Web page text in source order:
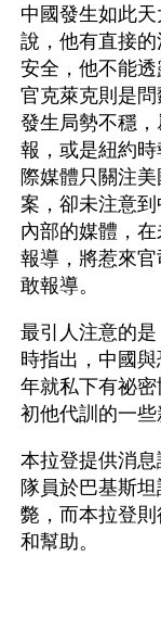
中國發生如此
說，他有直接
安全，他不能
官克萊克則是
發生局勢不穩
報，或是紐約
際媒體只關注
案，卻未注意
內部的媒體，
報導，將惹來
敢報導。
最引人注意的
時指出，中國
年就私下有祕
初他代訓的一些
本拉登提供消
隊員於巴基斯
斃，而本拉登
和幫助。